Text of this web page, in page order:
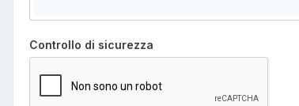
Controllo di sicurezza